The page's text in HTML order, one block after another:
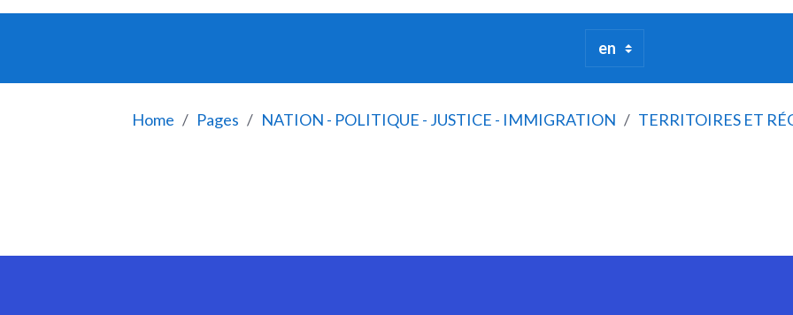
Home Pages NATION - POLITIQUE - JUSTICE - IMMIGRATION TERRITOIRES ET